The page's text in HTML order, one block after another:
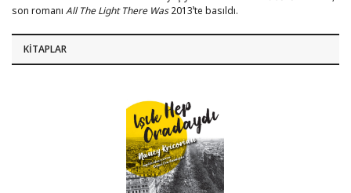
son romanı All The Light There Was2013’te basıldı.
KITAPLAR